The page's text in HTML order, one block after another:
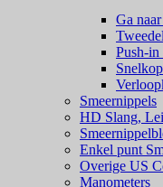
Ga
Push-in
Smeernippels
HD Slang,
Enkel punt
Overige US
Manometers